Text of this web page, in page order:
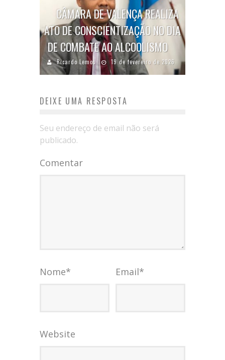
CÂMARA DE VALENÇA REALIZA
ATO DE CONSCIENTIZAÇÃO NO DIA
DE COMBATE AO ALCOOLISMO
Ricardo Lemos 19 de fevereiro de 2026
DEIXE UMA RESPOSTA
Seu endereço de email não será
publicado.
Comentar
Nome* Email*
Website